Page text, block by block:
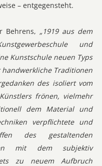
– entgegensteht.
Behrens, „1919 aus dem
und
Kunstschule neuen Typs
Traditionen
des isoliert vom
frönen, vielmehr
dem Material und
verpflichtete und
des gestaltenden
mit dem subjektiv
zu neuem Aufbruch